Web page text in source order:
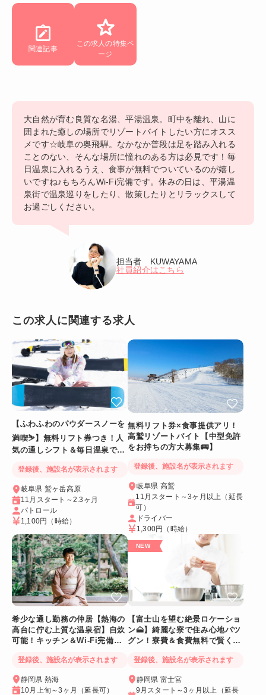
関連記事
この求人の特集ペ
ージ
大自然が育む良質な名湯、平湯温泉。町中を離れ、山に
囲まれた癒しの場所でリゾートバイトしたい方にオスス
メです☆岐阜の奥飛騨。なかなか普段は足を踏み入れる
ことのない、そんな場所に憧れのある方は必見です！毎
日温泉に入れるうえ、食事が無料でついているのが嬉し
いですね♪もちろんWi-Fi完備です。休みの日は、平湯温
泉街で温泉巡りをしたり、散策したりとリラックスして
お過ごしください。
担当者 KUWAYAMA
社員紹介はこちら
この求人に関連する求人
【ふわふわのパウダースノーを
満喫⛷️】無料リフト券つき！人
気の通しシフト＆毎日温泉でリ
登録後、施設名が表示されます
岐阜県 鷲ヶ岳高原
11月スタート～2.3ヶ月
パトロール
1,100円
（時給）
無料リフト券×食事提供アリ！
高鷲リゾートバイト【中型免許
をお持ちの方大募集🚌】
登録後、施設名が表示されます
岐阜県 高鷲
11月スタート～3ヶ月以上（延長
可）
ドライバー
1,300円
（時給）
希少な通し勤務の仲居【熱海の
高台に佇む上質な温泉宿】自炊
可能！キッチン＆Wi-Fi完備！
登録後、施設名が表示されます
静岡県 熱海
10月上旬～3ヶ月（延長可）
【富士山を望む絶景ロケーショ
ン🗻】綺麗な寮で住み心地バツ
グン！寮費＆食費無料で賢く稼
登録後、施設名が表示されます
静岡県 富士宮
9月スタート～3ヶ月以上（延長